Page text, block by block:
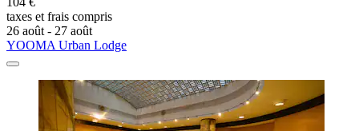
taxes et frais compris
26 août - 27 août
YOOMA Urban Lodge